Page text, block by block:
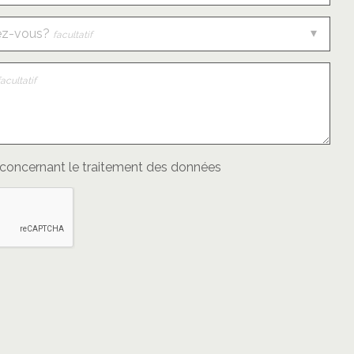
vous? facultatif
le traitement des données